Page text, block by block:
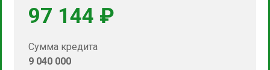
97 144 ₽
Сумма кредита
9 040 000